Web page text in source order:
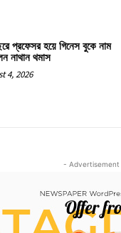
প্রফেসর হয়ে গিনেস বুকে নাম
নাথান থমাস
4, 2026
- Advertisement